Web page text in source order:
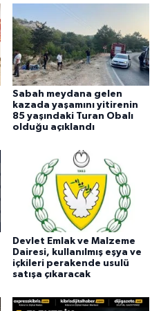
Sabah meydana gelen
kazada yaşamını yitirenin
85 yaşındaki Turan Obalı
olduğu açıklandı
Devlet Emlak ve Malzeme
Dairesi, kullanılmış eşya ve
içkileri perakende usulü
satışa çıkaracak